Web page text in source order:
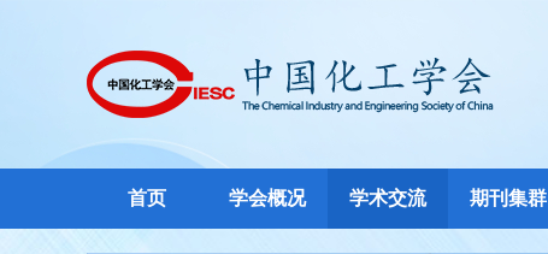
首页 学会概况 学术交流 期刊集群